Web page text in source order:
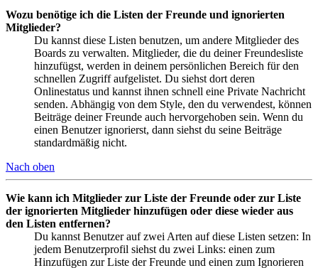
Wozu benötige ich die Listen der Freunde und ignorierten
Mitglieder?
Du kannst diese Listen benutzen, um andere Mitglieder des
Boards zu verwalten. Mitglieder, die du deiner Freundesliste
hinzufügst, werden in deinem persönlichen Bereich für den
schnellen Zugriff aufgelistet. Du siehst dort deren
Onlinestatus und kannst ihnen schnell eine Private Nachricht
senden. Abhängig von dem Style, den du verwendest, können
Beiträge deiner Freunde auch hervorgehoben sein. Wenn du
einen Benutzer ignorierst, dann siehst du seine Beiträge
standardmäßig nicht.
Nach oben
Wie kann ich Mitglieder zur Liste der Freunde oder zur Liste
der ignorierten Mitglieder hinzufügen oder diese wieder aus
den Listen entfernen?
Du kannst Benutzer auf zwei Arten auf diese Listen setzen: In
jedem Benutzerprofil siehst du zwei Links: einen zum
Hinzufügen zur Liste der Freunde und einen zum Ignorieren